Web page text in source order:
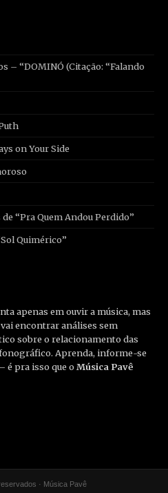
– “DOMINÓ (Citação: “Falando
on Your Side
“Pra Quem Andou Perdido”
Quimérico”
apenas em ouvir a música, mas
encontrar análises sem
sobre o relacionamento das
Aprenda, informe-se
é pra isso que oMúsica Pavê
· Música Pavê